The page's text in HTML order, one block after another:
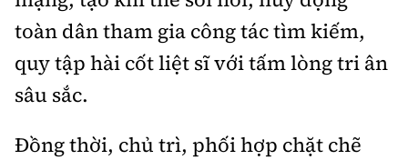
toàn dân tham gia công tác tìm kiếm,
quy tập hài cốt liệt sĩ với tấm lòng tri ân
sâu sắc.
Đồng thời, chủ trì, phối hợp chặt chẽ